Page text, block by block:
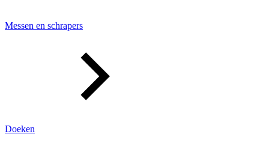
Messen en schrapers
Doeken